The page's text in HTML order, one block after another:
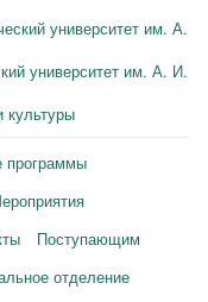
университет им. А. И.
культуры
программы
Поступающим
отделение